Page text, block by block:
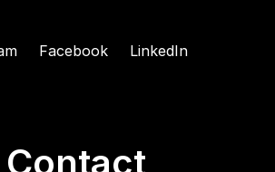
Facebook LinkedIn
Contact